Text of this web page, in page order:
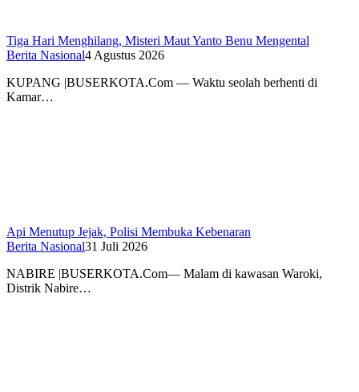
Tiga Hari Menghilang, Misteri Maut Yanto Benu Mengental
Berita Nasional4 Agustus 2026
KUPANG |BUSERKOTA.Com — Waktu seolah berhenti di
Kamar…
Api Menutup Jejak, Polisi Membuka Kebenaran
Berita Nasional31 Juli 2026
NABIRE |BUSERKOTA.Com— Malam di kawasan Waroki,
Distrik Nabire…